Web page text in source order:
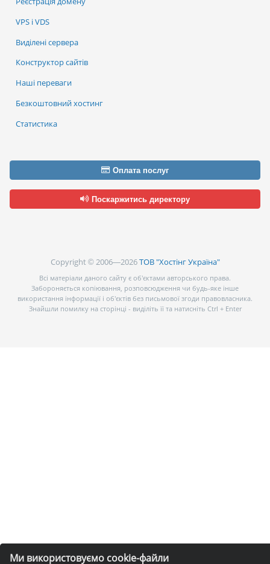
Ми використовуємо cookie-файли
VPS і VDS
Виділені сервера
Конструктор сайтів
Наші переваги
Безкоштовний хостинг
Статистика
Оплата послуг
Поскаржитись директору
Copyright © 2006—2026ТОВ "Хостінг Україна"
Всі матеріали даного сайту є об’єктами авторського права.
Забороняється копіювання, розповсюдження чи будь-яке інше
використання інформації і об’єктів без письмової згоди правовласника.
Знайшли помилку на сторінці - виділіть її та натисніть Ctrl + Enter